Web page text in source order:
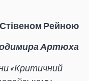
Стівеном Рейною
Артюха
«Критичний